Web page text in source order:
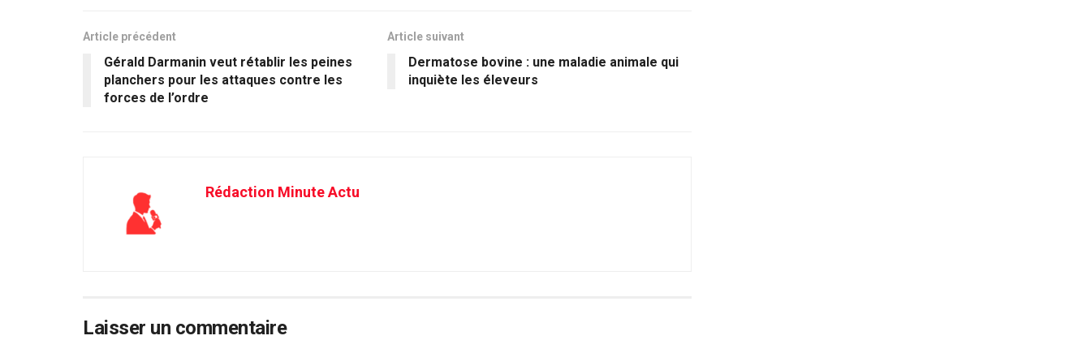
Article précédent
Gérald Darmanin veut rétablir les peines
planchers pour les attaques contre les
forces de l’ordre
Article suivant
Dermatose bovine : une maladie animale qui
inquiète les éleveurs
Rédaction Minute Actu
Laisser un commentaire